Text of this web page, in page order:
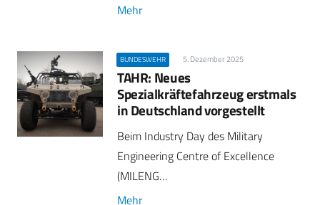
Mehr
BUNDESWEHR 5. Dezember 2025
TAHR: Neues
Spezialkräftefahrzeug erstmals
in Deutschland vorgestellt
Beim Industry Day des Military
Engineering Centre of Excellence
(MILENG…
Mehr